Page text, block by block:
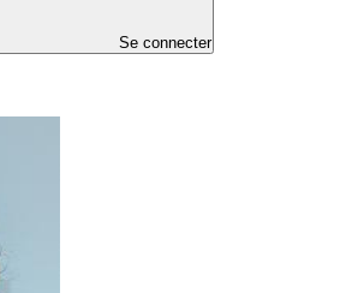
Se connecter